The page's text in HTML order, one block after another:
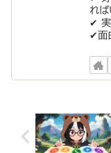
れば
✔︎ 実
✔︎面